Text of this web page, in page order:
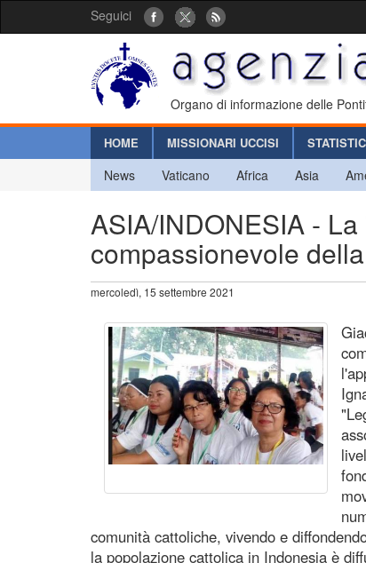
Seguici
Organo di informazione delle
HOME MISSIONARI UCCISI
News Vaticano Africa Asia
ASIA/INDONESIA -
compassionevole
mercoledì, 15 settembre 2021
comunità cattoliche, vivendo e
la popolazione cattolica in Indonesia è